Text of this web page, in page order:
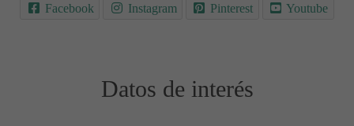
Facebook Instagram Pinterest Youtube
Datos de interés